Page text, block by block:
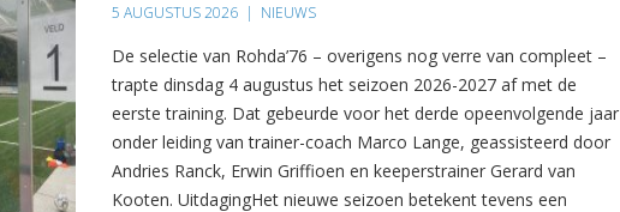
5 AUGUSTUS 2026 | NIEUWS
De selectie van Rohda’76 – overigens nog verre van compleet –
trapte dinsdag 4 augustus het seizoen 2026-2027 af met de
eerste training. Dat gebeurde voor het derde opeenvolgende jaar
onder leiding van trainer-coach Marco Lange, geassisteerd door
Andries Ranck, Erwin Griffioen en keeperstrainer Gerard van
Kooten. UitdagingHet nieuwe seizoen betekent tevens een